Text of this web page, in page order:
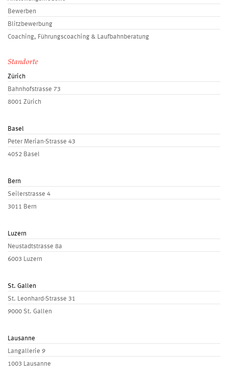
Bewerben
Blitzbewerbung
Coaching, Führungscoaching & Laufbahnberatung
Standorte
Zürich
Bahnhofstrasse 73
8001 Zürich
Basel
Peter Merian-Strasse 43
4052 Basel
Bern
Seilerstrasse 4
3011 Bern
Luzern
Neustadtstrasse 8a
6003 Luzern
St. Gallen
St. Leonhard-Strasse 31
9000 St. Gallen
Lausanne
Langallerie 9
1003 Lausanne